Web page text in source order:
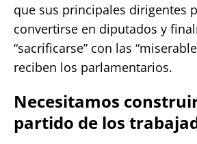
que sus principales dirigentes
convertirse en diputados y
“sacrificarse” con las
reciben los parlamentarios.
Necesitamos
partido de los